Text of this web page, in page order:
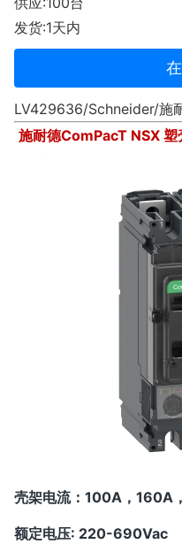
发货:1天内
LV429636/Schneider/施
施耐德ComPacT NSX
壳架电流：100A，
额定电压: 220-690Vac